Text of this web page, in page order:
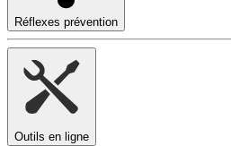
Réflexes prévention
Outils en ligne